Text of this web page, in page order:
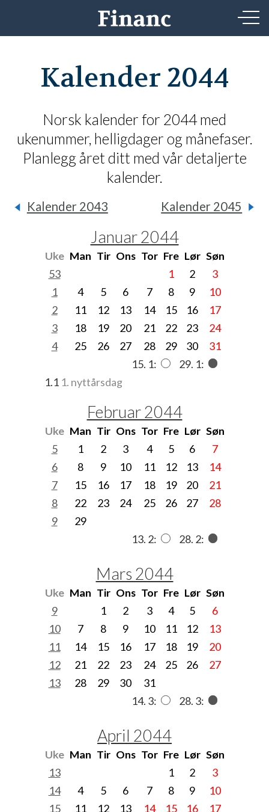
Kalender 2044
Norsk kalender for 2044 med
ukenummer, helligdager og månefaser.
Planlegg året ditt med vår detaljerte
kalender.
Kalender 2043 Kalender 2045
Januar 2044
Uke Man Tir Ons Tor Fre Lør Søn
53
1 2
3
1
4 5 6 7 8 9
10
2
11 12 13 14 15 16
17
3
18 19 20 21 22 23
24
4
25 26 27 28 29 30
31
15. 1:
29. 1:
1.1 1. nyttårsdag
Februar 2044
Uke Man Tir Ons Tor Fre Lør Søn
5
1 2 3 4 5 6
7
6
8 9 10 11 12 13
14
7
15 16 17 18 19 20
21
8
22 23 24 25 26 27
28
9
29
13. 2:
28. 2:
Mars 2044
Uke Man Tir Ons Tor Fre Lør Søn
9
1 2 3 4 5
6
10
7 8 9 10 11 12
13
11
14 15 16 17 18 19
20
12
21 22 23 24 25 26
27
13
28 29 30
31
14. 3:
28. 3:
April 2044
Uke Man Tir Ons Tor Fre Lør Søn
13
1 2
3
14
4 5 6 7 8 9
10
15
11 12 13 14 15 16
17